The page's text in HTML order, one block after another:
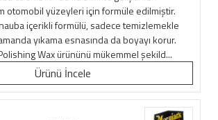
otomobil yüzeyleri için formüle edilmiştir.
içerikli formülü, sadece temizlemekle
yıkama esnasında da boyayı korur.
Wax ürününü mükemmel şekild...
Ürünü İncele